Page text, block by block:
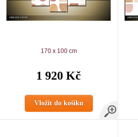
170 x 100 cm
1 920 Kč
Vložit do košíku